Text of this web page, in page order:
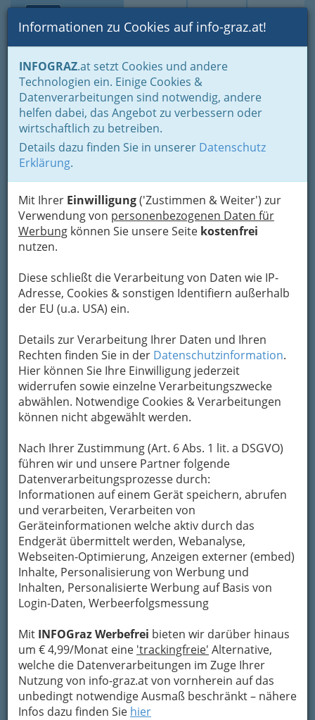
Suche Login Toggle
Informationen zu Cookies auf info-graz.at!
INFOGRAZ.at setzt Cookies und andere
Technologien ein. Einige Cookies &
Datenverarbeitungen sind notwendig, andere
helfen dabei, das Angebot zu verbessern oder
wirtschaftlich zu betreiben.
Details dazu finden Sie in unserer Datenschutz
Erklärung.
Mit Ihrer Einwilligung('Zustimmen & Weiter') zur
Verwendung von personenbezogenen Daten für
Werbung können Sie unsere Seite kostenfrei
nutzen.
Diese schließt die Verarbeitung von Daten wie IP-
Adresse, Cookies & sonstigen Identifiern außerhalb
der EU (u.a. USA) ein.
Details zur Verarbeitung Ihrer Daten und Ihren
Rechten finden Sie in der Datenschutzinformation.
Hier können Sie Ihre Einwilligung jederzeit
widerrufen sowie einzelne Verarbeitungszwecke
abwählen. Notwendige Cookies & Verarbeitungen
können nicht abgewählt werden.
Nach Ihrer Zustimmung (Art. 6 Abs. 1 lit. a DSGVO)
führen wir und unsere Partner folgende
Datenverarbeitungsprozesse durch:
Informationen auf einem Gerät speichern, abrufen
und verarbeiten, Verarbeiten von
Geräteinformationen welche aktiv durch das
Endgerät übermittelt werden, Webanalyse,
Webseiten-Optimierung, Anzeigen externer (embed)
Inhalte, Personalisierung von Werbung und
Inhalten, Personalisierte Werbung auf Basis von
Login-Daten, Werbeerfolgsmessung
Mit INFOGraz Werbefrei bieten wir darüber hinaus
um € 4,99/Monat eine 'trackingfreie' Alternative,
welche die Datenverarbeitungen im Zuge Ihrer
Nutzung von info-graz.at von vornherein auf das
unbedingt notwendige Ausmaß beschränkt – nähere
Infos dazu finden Sie hier
Home Fotos Alles, was wir fotografiert haben, chronologisch
Eröffnung der Konzertreihe
des 11. V:NM Festivals
Konzertreihe des 11. V:NM Festivals Graz: ESC - 001
Vergrößern
Previous
Konzertreihe des 11. V:NM
ESC Graz
Bilder von denKonzerten im Forum Stadtpark
und beiStockwerkJAZZ.
Interaktive Soundobjekte entwickelt von
Studierenden der Masterstudien Sound Design
und Interaction Design der FH JOANNEUM
DerVerein V:NMwurde 1996 mit dem Zweck
gegründet, Neue Musik einer besseren
Verbreitung zuzuführen. Das Interesse des V:NM
liegt in den Bereichen der zeitgenössischen
Neuen, Experimentellen und / oder
Improvisierten Musik.
Eröffnung imesc- Reden
Leiterin Reni Hofmüller